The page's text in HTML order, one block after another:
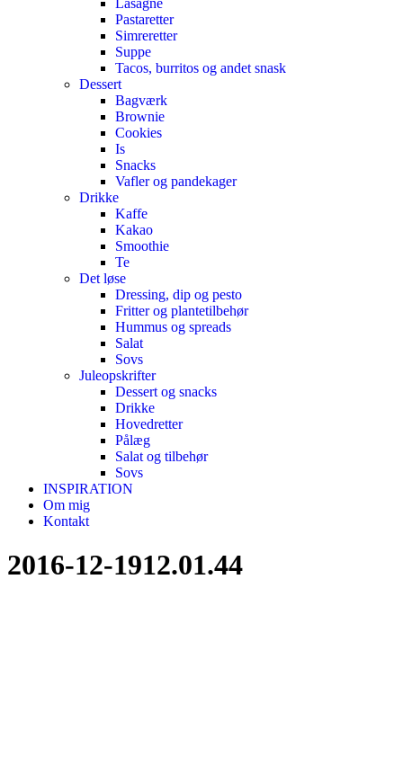
Lasagne
Pastaretter
Simreretter
Suppe
Tacos, burritos og andet snask
Dessert
Bagværk
Brownie
Cookies
Is
Snacks
Vafler og pandekager
Drikke
Kaffe
Kakao
Smoothie
Te
Det løse
Dressing, dip og pesto
Fritter og plantetilbehør
Hummus og spreads
Salat
Sovs
Juleopskrifter
Dessert og snacks
Drikke
Hovedretter
Pålæg
Salat og tilbehør
Sovs
INSPIRATION
Om mig
Kontakt
2016-12-1912.01.44